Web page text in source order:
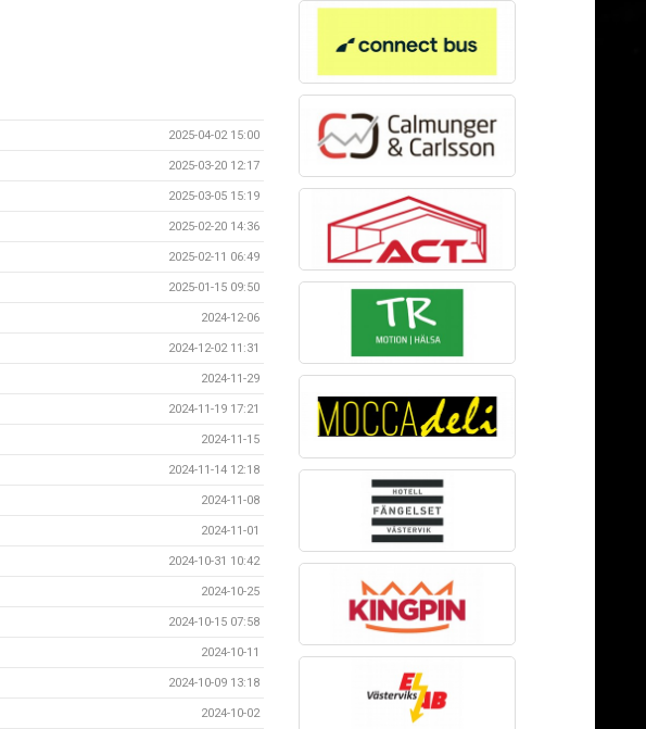
2025-04-02 15:00
2025-03-20 12:17
2025-03-05 15:19
2025-02-20 14:36
2025-02-11 06:49
2025-01-15 09:50
2024-12-06
2024-12-02 11:31
2024-11-29
2024-11-19 17:21
2024-11-15
2024-11-14 12:18
2024-11-08
2024-11-01
2024-10-31 10:42
2024-10-25
2024-10-15 07:58
2024-10-11
2024-10-09 13:18
2024-10-02